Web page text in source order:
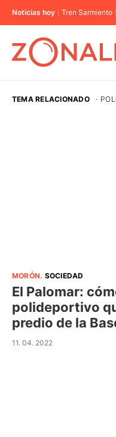
Noticias hoy Tren Sarmiento
TEMA RELACIONADO ·
MORÓN. SOCIEDAD
El Palomar:
polideportivo
predio de la
11. 04. 2022